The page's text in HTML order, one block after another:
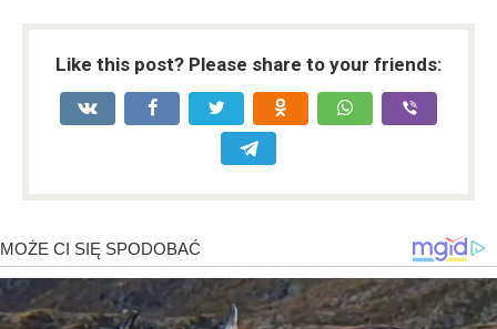
Like this post? Please share to your friends: